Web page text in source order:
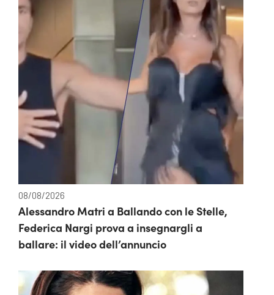
08/08/2026
Alessandro Matri a Ballando con le Stelle,
Federica Nargi prova a insegnargli a
ballare: il video dell’annuncio